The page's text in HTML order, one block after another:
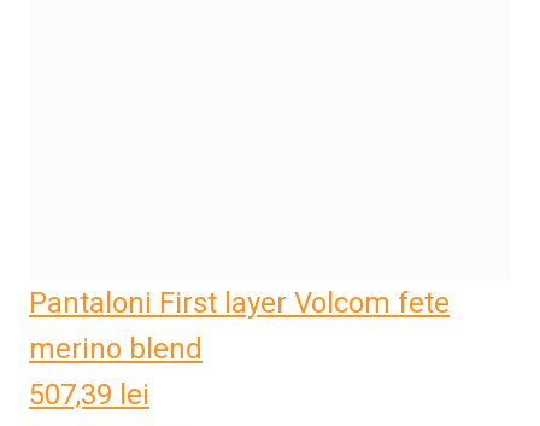
Pantaloni First layer Volcom fete
merino blend
507,39 lei